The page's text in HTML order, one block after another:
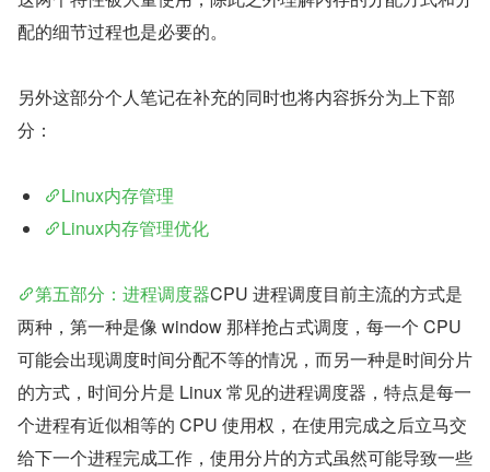
配的细节过程也是必要的。
另外这部分个人笔记在补充的同时也将内容拆分为上下部
分：
Linux内存管理
Linux内存管理优化
第五部分：进程调度器CPU 进程调度目前主流的方式是
两种，第一种是像 window 那样抢占式调度，每一个 CPU
可能会出现调度时间分配不等的情况，而另一种是时间分片
的方式，时间分片是 Linux 常见的进程调度器，特点是每一
个进程有近似相等的 CPU 使用权，在使用完成之后立马交
给下一个进程完成工作，使用分片的方式虽然可能导致一些